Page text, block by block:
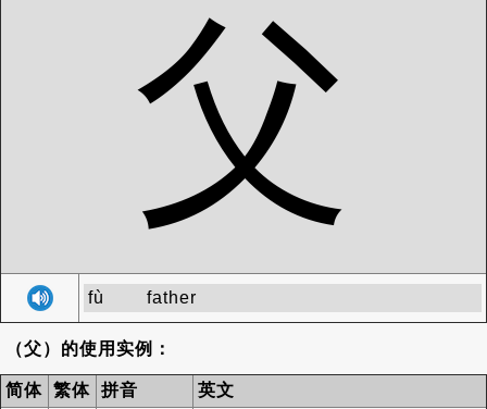
父
fù father
（父）的使用实例：
简体 繁体 拼音
英文